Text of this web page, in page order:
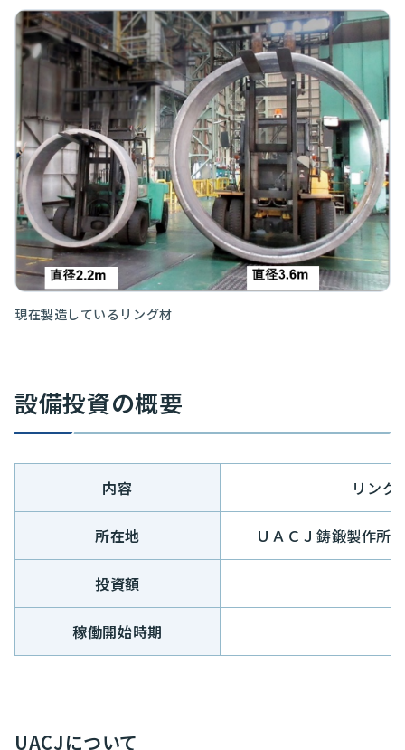
現在製造しているリング材
設備投資の概要
内容 リング
所在地 ＵＡＣＪ鋳鍛製作所
投資額
稼働開始時期
UACJについて